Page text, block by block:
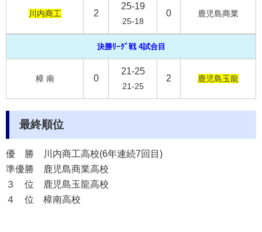
川内商工 2
25-19
25-18
0 鹿児島商業
決勝ﾘｰｸﾞ戦 4試合目
樟 南 0
21-25
21-25
2 鹿児島玉龍
最終順位
優 勝
川内商工高校(6年連続7回目)
準優勝
鹿児島商業高校
３ 位
鹿児島玉龍高校
４ 位 樟南高校